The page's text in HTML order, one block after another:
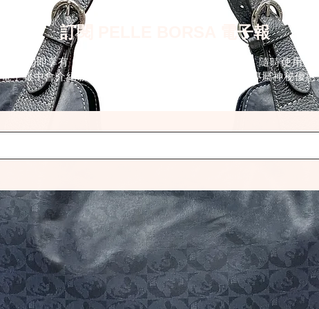
訂閱 PELLE BORSA 電子報
訂閱即享有 $50 電子優惠券 ~ 沒有任何最低消費，隨時使用。
電子報中會介紹新品情報或每月推薦商品，也會發送專屬神秘優惠